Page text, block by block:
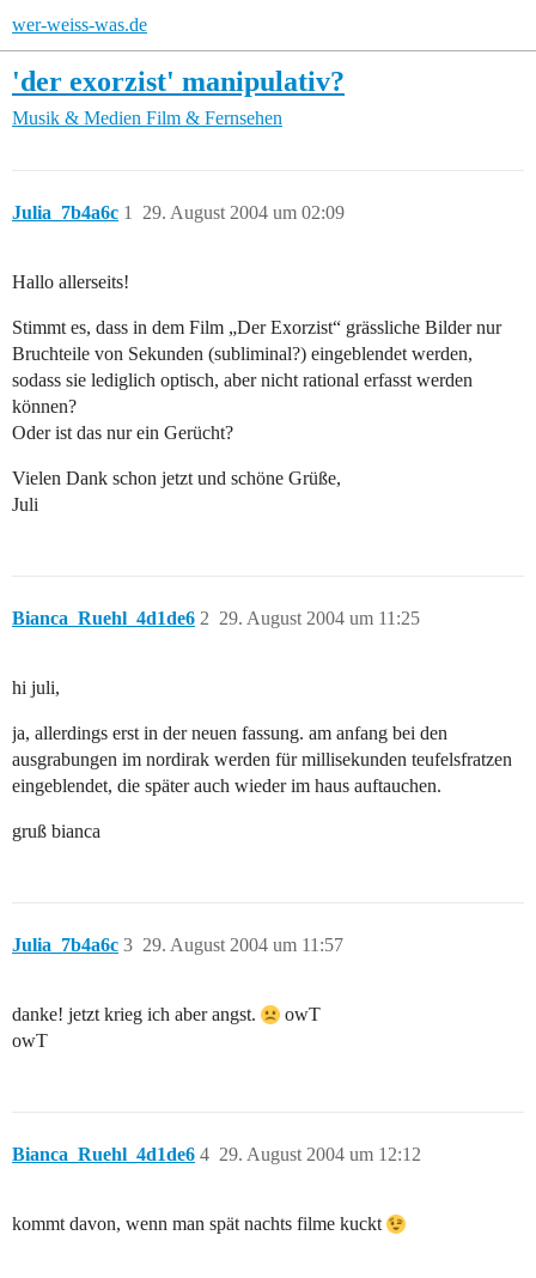
wer-weiss-was.de
'der exorzist' manipulativ?
Musik & Medien Film & Fernsehen
Julia_7b4a6c 29. August 2004 um 02:09
1
Hallo allerseits!
Stimmt es, dass in dem Film „Der Exorzist“ grässliche Bilder nur
Bruchteile von Sekunden (subliminal?) eingeblendet werden,
sodass sie lediglich optisch, aber nicht rational erfasst werden
können?
Oder ist das nur ein Gerücht?
Vielen Dank schon jetzt und schöne Grüße,
Juli
Bianca_Ruehl_4d1de6 29. August 2004 um 11:25
2
hi juli,
ja, allerdings erst in der neuen fassung. am anfang bei den
ausgrabungen im nordirak werden für millisekunden teufelsfratzen
eingeblendet, die später auch wieder im haus auftauchen.
gruß bianca
Julia_7b4a6c 29. August 2004 um 11:57
3
danke! jetzt krieg ich aber angst.
owT
owT
Bianca_Ruehl_4d1de6 29. August 2004 um 12:12
4
kommt davon, wenn man spät nachts filme kuckt